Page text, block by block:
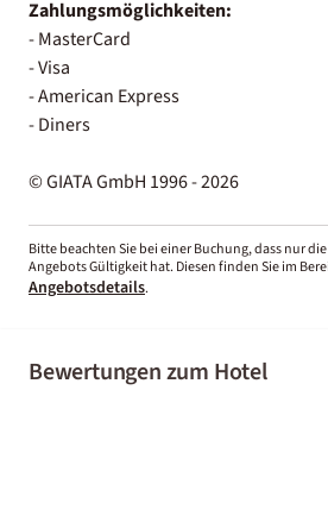
Zahlungsmöglichkeiten:
- MasterCard
- Visa
- American Express
- Diners
© GIATA GmbH 1996 - 2026
Bitte beachten Sie bei einer Buchung, dass nur
Angebots Gültigkeit hat. Diesen finden Sie im
Angebotsdetails.
Bewertungen zum Hotel